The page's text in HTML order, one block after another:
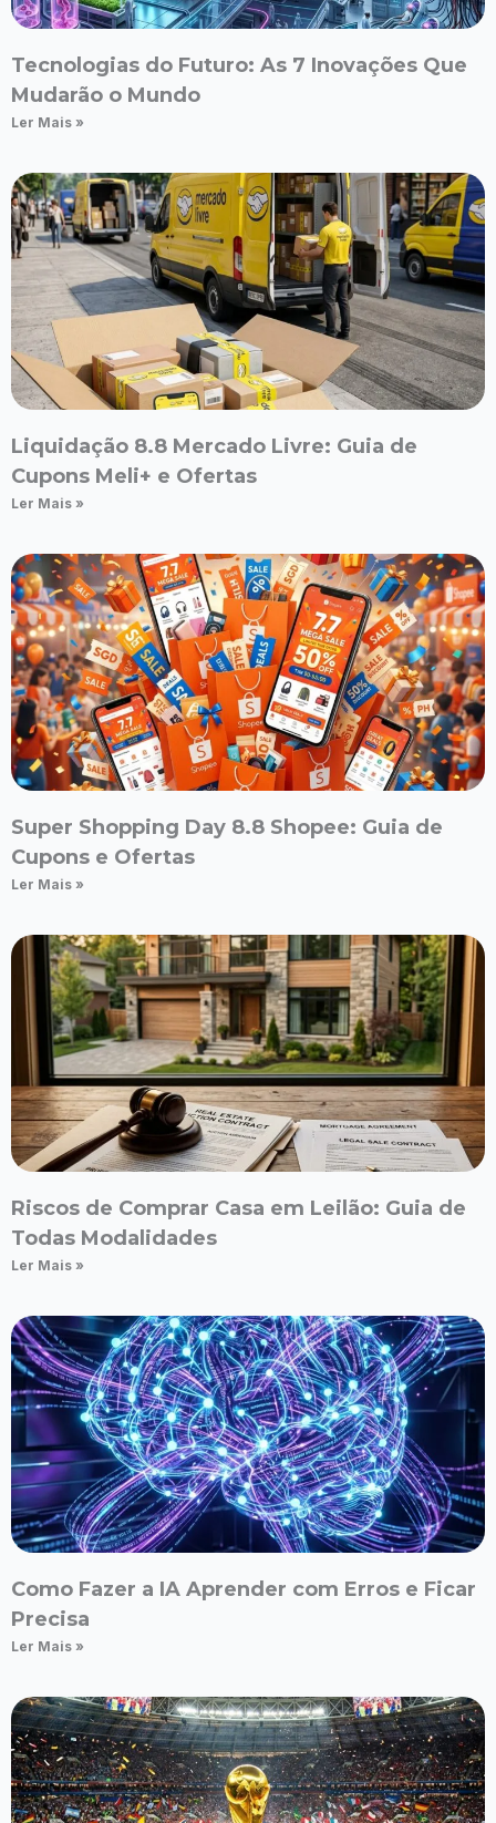
Tecnologias do Futuro: As 7 Inovações Que
Mudarão o Mundo
Ler Mais »
Liquidação 8.8 Mercado Livre: Guia de
Cupons Meli+ e Ofertas
Ler Mais »
Super Shopping Day 8.8 Shopee: Guia de
Cupons e Ofertas
Ler Mais »
Riscos de Comprar Casa em Leilão: Guia de
Todas Modalidades
Ler Mais »
Como Fazer a IA Aprender com Erros e Ficar
Precisa
Ler Mais »